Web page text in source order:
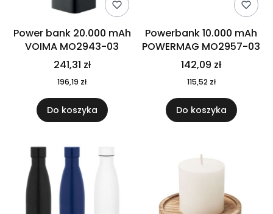
Power bank 20.000 mAh
VOIMA MO2943-03
241,31 zł
196,19 zł
Do koszyka
Powerbank 10.000 mAh
POWERMAG MO2957-03
142,09 zł
115,52 zł
Do koszyka